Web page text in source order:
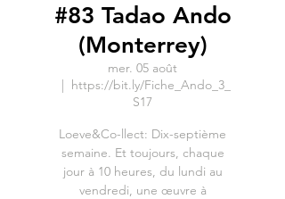
#83 Tadao Ando
(Monterrey)
mer. 05 août
  |
https://bit.ly/Fiche_Ando_3_
S17
Loeve&Co-llect: Dix-septième
semaine. Et toujours, chaque
jour à 10 heures, du lundi au
vendredi, une œuvre à